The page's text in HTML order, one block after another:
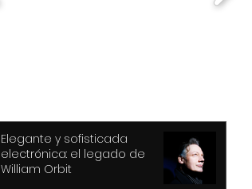
Elegante y sofisticada
electrónica: el legado de
William Orbit